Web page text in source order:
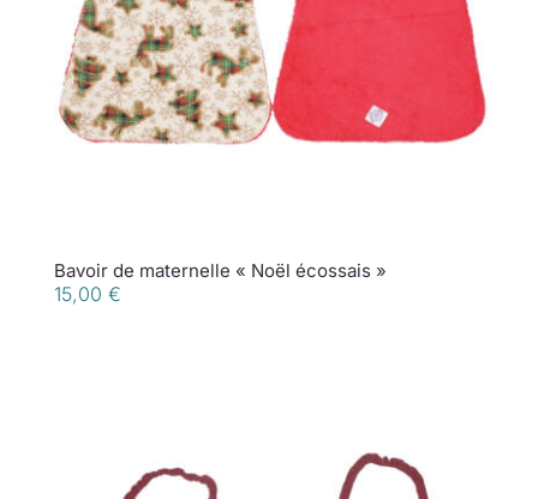
Bavoir de maternelle « Noël écossais »
15,00 €